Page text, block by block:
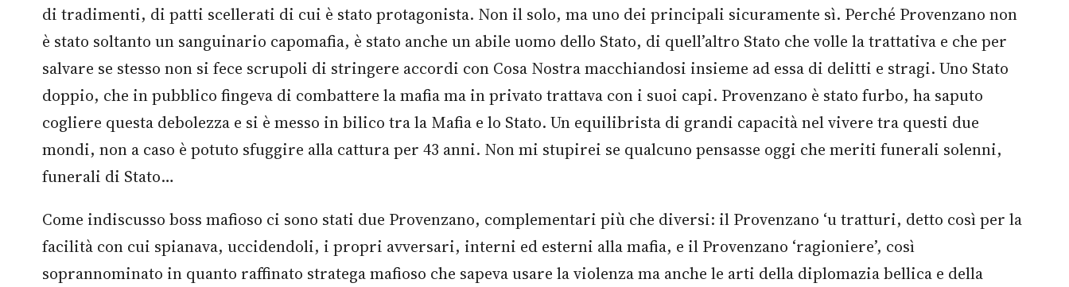
di tradimenti, di patti scellerati di cui è stato protagonista. Non il solo, ma uno dei principali sicuramente sì. Perché Provenzano non
è stato soltanto un sanguinario capomafia, è stato anche un abile uomo dello Stato, di quell’altro Stato che volle la trattativa e che per
salvare se stesso non si fece scrupoli di stringere accordi con Cosa Nostra macchiandosi insieme ad essa di delitti e stragi. Uno Stato
doppio, che in pubblico fingeva di combattere la mafia ma in privato trattava con i suoi capi. Provenzano è stato furbo, ha saputo
cogliere questa debolezza e si è messo in bilico tra la Mafia e lo Stato. Un equilibrista di grandi capacità nel vivere tra questi due
mondi, non a caso è potuto sfuggire alla cattura per 43 anni. Non mi stupirei se qualcuno pensasse oggi che meriti funerali solenni,
funerali di Stato…
Come indiscusso boss mafioso ci sono stati due Provenzano, complementari più che diversi: il Provenzano ‘u tratturi, detto così per la
facilità con cui spianava, uccidendoli, i propri avversari, interni ed esterni alla mafia, e il Provenzano ‘ragioniere’, così
soprannominato in quanto raffinato stratega mafioso che sapeva usare la violenza ma anche le arti della diplomazia bellica e della